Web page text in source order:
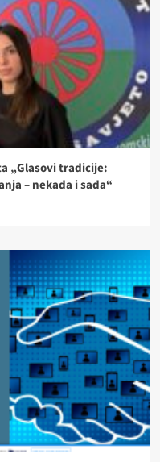
„Glasovi tradicije:
– nekada i sada“